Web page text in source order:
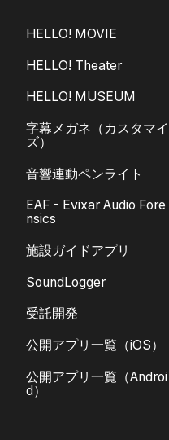
HELLO! MOVIE
HELLO! Theater
HELLO! MUSEUM
字幕メガネ（カスタマイ
ズ）
音響連動ペンライト
EAF - Evixar Audio Fore
nsics
施設ガイドアプリ
SoundLogger
受託開発
公開アプリ一覧（iOS）
公開アプリ一覧（Androi
d）